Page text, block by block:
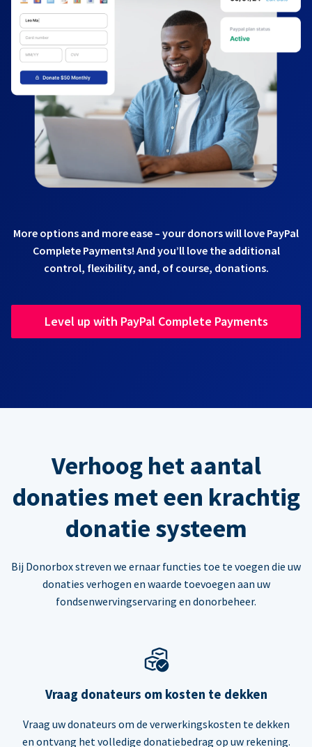
More options and more ease – your donors will love PayPal
Complete Payments! And you’ll love the additional
control, flexibility, and, of course, donations.
Level up with PayPal Complete Payments
Verhoog het aantal
donaties met een krachtig
donatie systeem
Bij Donorbox streven we ernaar functies toe te voegen die uw
donaties verhogen en waarde toevoegen aan uw
fondsenwervingservaring en donorbeheer.
Vraag donateurs om kosten te dekken
Vraag uw donateurs om de verwerkingskosten te dekken
en ontvang het volledige donatiebedrag op uw rekening.